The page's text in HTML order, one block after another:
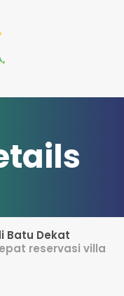
Batu Dekat
reservasi villa